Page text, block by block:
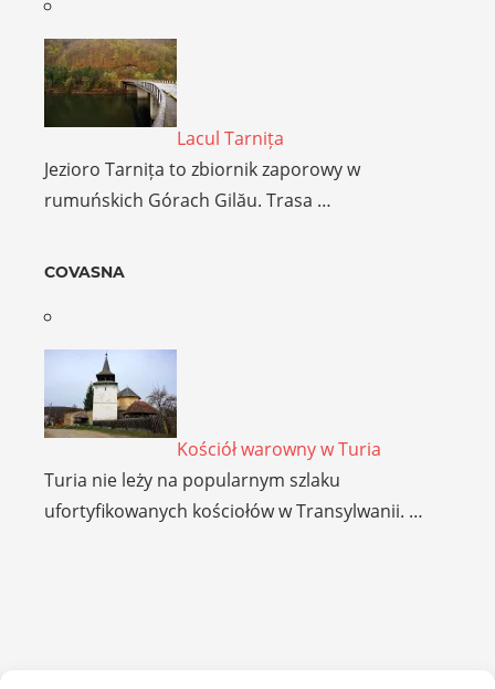
Lacul Tarnița
Jezioro Tarnița to zbiornik zaporowy w
rumuńskich Górach Gilău. Trasa …
COVASNA
Kościół warowny w Turia
Turia nie leży na popularnym szlaku
ufortyfikowanych kościołów w Transylwanii. …